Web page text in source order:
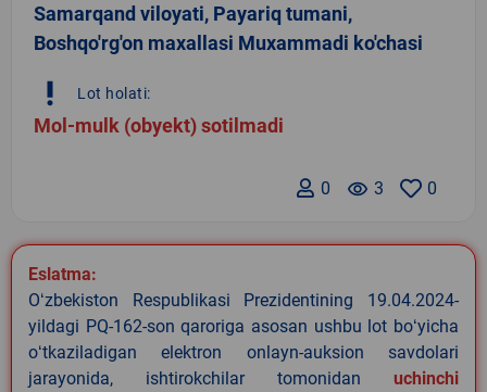
Samarqand viloyati, Payariq tumani,
Boshqo'rg'on maxallasi Muxammadi ko'chasi
priority_high Lot holati:
Mol-mulk (obyekt) sotilmadi
0
remove_red_eye 3
0
Eslatma:
Oʻzbekiston Respublikasi Prezidentining 19.04.2024-
yildagi PQ-162-son qaroriga asosan ushbu lot boʻyicha
oʻtkaziladigan elektron onlayn-auksion savdolari
jarayonida, ishtirokchilar tomonidan uchinchi